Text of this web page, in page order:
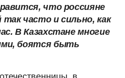
что россияне
часто и сильно, как
В Казахстане многие
боятся быть